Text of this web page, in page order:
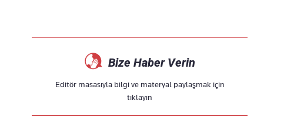
Bize Haber Verin
Editör masasıyla bilgi ve materyal paylaşmak için
tıklayın